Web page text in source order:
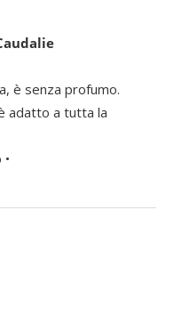
è senza profumo.
adatto a tutta la